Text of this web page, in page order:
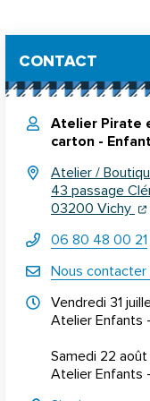
CONTACT
Atelier Pirate
carton -
Atelier /
43 passage
03200 Vichy
06 80 48 00 21
Nous contacter
Horraires
Vendredi 31
Atelier Enfants
Samedi 22 août
Atelier Enfants